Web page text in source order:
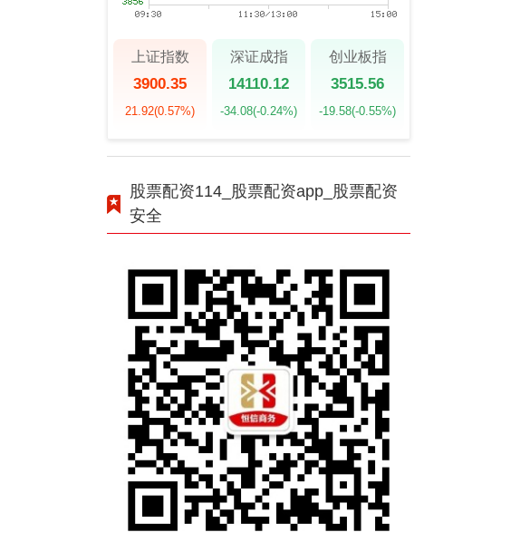
上证指数
3900.35
21.92(0.57%)
深证成指
14110.12
-34.08(-0.24%)
创业板指
3515.56
-19.58(-0.55%)
股票配资114_股票配资app_股票配资
安全